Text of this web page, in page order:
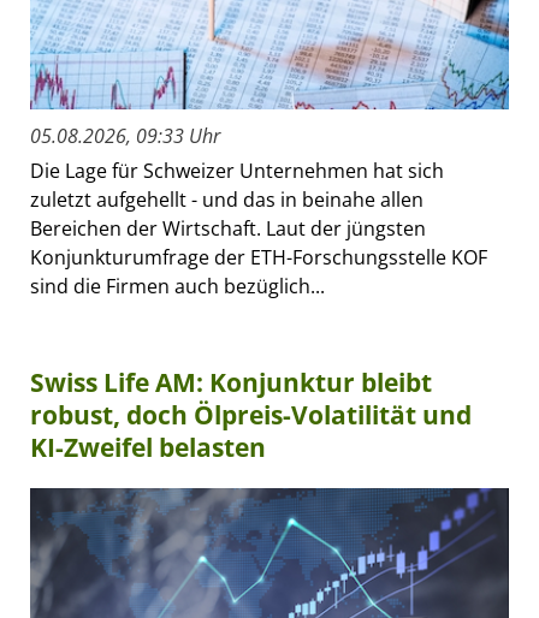
05.08.2026, 09:33 Uhr
Die Lage für Schweizer Unternehmen hat sich
zuletzt aufgehellt - und das in beinahe allen
Bereichen der Wirtschaft. Laut der jüngsten
Konjunkturumfrage der ETH-Forschungsstelle KOF
sind die Firmen auch bezüglich...
Swiss Life AM: Konjunktur bleibt
robust, doch Ölpreis-Volatilität und
KI-Zweifel belasten